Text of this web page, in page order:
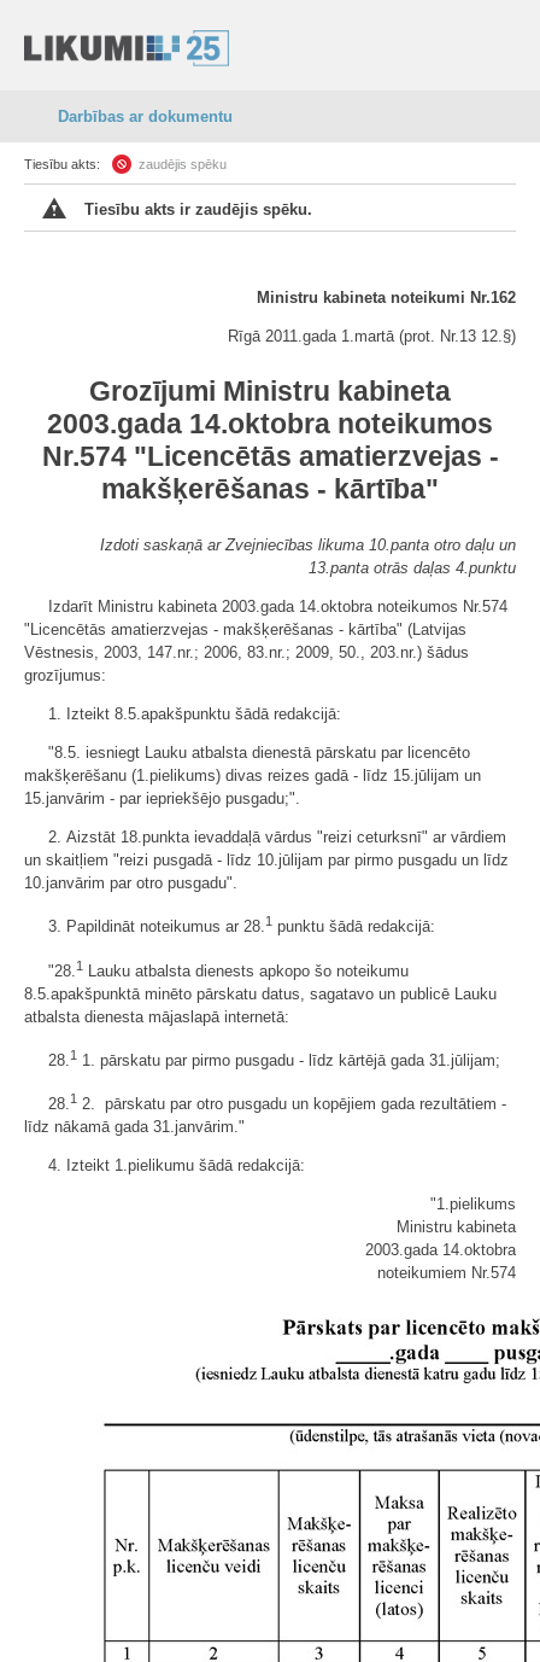
Darbības ar dokumentu
Tiesību akts: zaudējis spēku
Tiesību akts ir zaudējis spēku.
Ministru kabineta noteikumi Nr.162
Rīgā 2011.gada 1.martā (prot. Nr.13 12.§)
Grozījumi Ministru kabineta
2003.gada 14.oktobra noteikumos
Nr.574 "Licencētās amatierzvejas -
makšķerēšanas - kārtība"
Izdoti saskaņā ar Zvejniecības likuma 10.panta otro daļu un
13.panta otrās daļas 4.punktu
Izdarīt Ministru kabineta 2003.gada 14.oktobra noteikumos Nr.574
"Licencētās amatierzvejas - makšķerēšanas - kārtība" (Latvijas
Vēstnesis, 2003, 147.nr.; 2006, 83.nr.; 2009, 50., 203.nr.) šādus
grozījumus:
1. Izteikt 8.5.apakšpunktu šādā redakcijā:
"8.5. iesniegt Lauku atbalsta dienestā pārskatu par licencēto
makšķerēšanu (1.pielikums) divas reizes gadā - līdz 15.jūlijam un
15.janvārim - par iepriekšējo pusgadu;".
2. Aizstāt 18.punkta ievaddaļā vārdus "reizi ceturksnī" ar vārdiem
un skaitļiem "reizi pusgadā - līdz 10.jūlijam par pirmo pusgadu un līdz
10.janvārim par otro pusgadu".
3. Papildināt noteikumus ar 28.1 punktu šādā redakcijā:
"28. 1 Lauku atbalsta dienests apkopo šo noteikumu
8.5.apakšpunktā minēto pārskatu datus, sagatavo un publicē Lauku
atbalsta dienesta mājaslapā internetā:
28. 1 1. pārskatu par pirmo pusgadu - līdz kārtējā gada 31.jūlijam;
28.1 2. pārskatu par otro pusgadu un kopējiem gada rezultātiem -
līdz nākamā gada 31.janvārim."
4. Izteikt 1.pielikumu šādā redakcijā:
"1.pielikums
Ministru kabineta
2003.gada 14.oktobra
noteikumiem Nr.574